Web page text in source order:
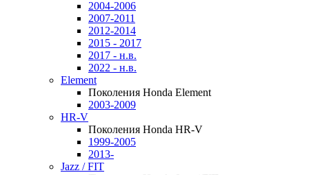
2004-2006
2007-2011
2012-2014
2015 - 2017
2017 - н.в.
2022 - н.в.
Element
Поколения Honda Element
2003-2009
HR-V
Поколения Honda HR-V
1999-2005
2013-
Jazz / FIT